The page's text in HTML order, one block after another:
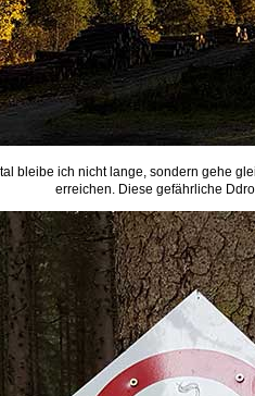
bleibe ich nicht lange, sondern gehe
erreichen. Diese gefährliche